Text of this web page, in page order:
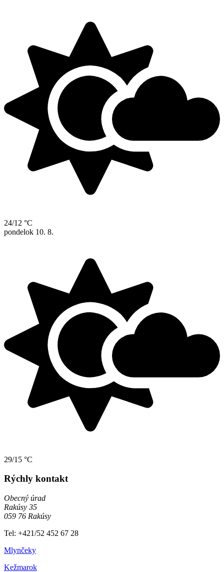
24/12 °C
pondelok 10. 8.
29/15 °C
Rýchly kontakt
Obecný úrad
Rakúsy 35
059 76 Rakúsy
Tel: +421/52 452 67 28
Mlynčeky
Kežmarok